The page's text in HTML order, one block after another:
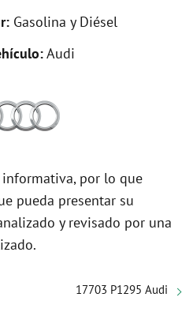
Gasolina y Diésel
Audi
por lo que
pueda presentar su
y revisado por una
17703 P1295 Audi